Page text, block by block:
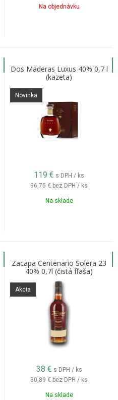
Na objednávku
Dos Maderas Luxus 40% 0,7 l
(kazeta)
Novinka
119 € s DPH / ks
96,75 € bez DPH / ks
Na sklade
Zacapa Centenario Solera 23
40% 0,7l (čistá fľaša)
Akcia
38 € s DPH / ks
30,89 € bez DPH / ks
Na sklade